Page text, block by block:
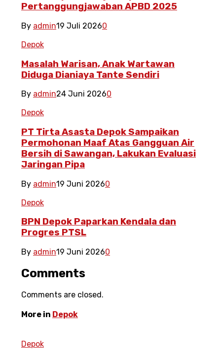
Pertanggungjawaban APBD 2025
By admin19 Juli 20260
Depok
Masalah Warisan, Anak Wartawan
Diduga Dianiaya Tante Sendiri
By admin24 Juni 20260
Depok
PT Tirta Asasta Depok Sampaikan
Permohonan Maaf Atas Gangguan Air
Bersih di Sawangan, Lakukan Evaluasi
Jaringan Pipa
By admin19 Juni 20260
Depok
BPN Depok Paparkan Kendala dan
Progres PTSL
By admin19 Juni 20260
Comments
Comments are closed.
More in Depok
Depok